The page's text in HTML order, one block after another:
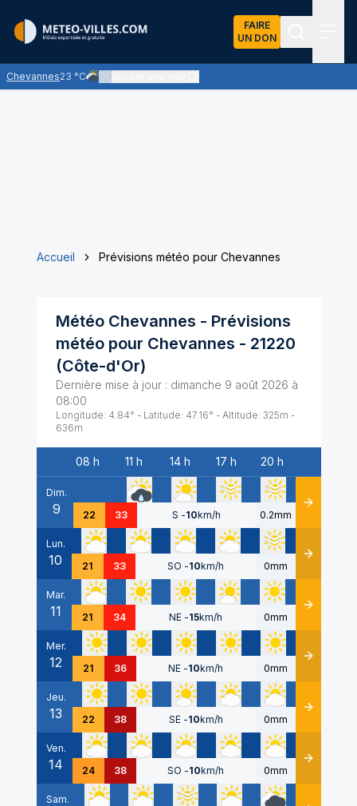
FAIRE
UN DON
Chevannes23 °C
Ciel très nuageux - les nuages l'emportent sur les
Accueil Prévisions météo pour Chevannes
Météo Chevannes - Prévisions
météo pour Chevannes - 21220
(Côte-d'Or)
Dernière mise à jour : dimanche 9 août 2026 à
08:00
Longitude: 4.84° - Latitude: 47.16° - Altitude: 325m -
636m
Date
08 h 11 h 14 h 17 h 20 h
Dim.
9 22 33 S -10km/h 0.2mm Détails
Lun.
10 21 33 SO -10km/h 0mm Détails
Mar.
11 21 34 NE -15km/h 0mm Détails
Mer.
12 21 36 NE -10km/h 0mm Détails
Jeu.
13 22 38 SE -10km/h 0mm Détails
Ven.
14 24 38 SO -10km/h 0mm Détails
Sam.